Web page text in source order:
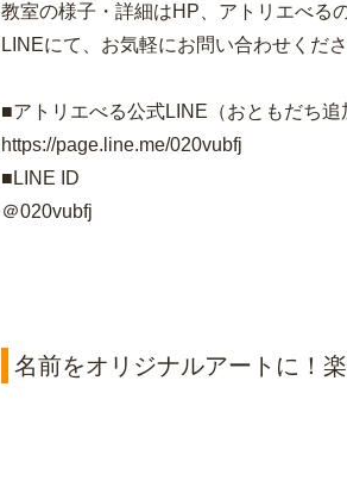
教室の様子・詳細はHP、アトリエべる
LINEにて、お気軽にお問い合わせくだ
■アトリエべる公式LINE（おともだち追
https://page.line.me/020vubfj
■LINE ID
＠020vubfj
名前をオリジナルアートに！